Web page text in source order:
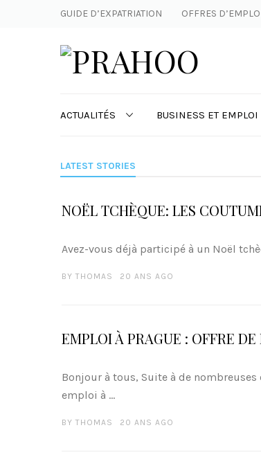
GUIDE D’EXPATRIATION OFFRES
ACTUALITÉS BUSINESS ET EMPLOI
LATEST STORIES
NOËL TCHÈQUE: LES
Avez-vous déjà participé à un Noël
BYTHOMAS 20 ANS AGO
EMPLOI À PRAGUE : OFFRE DE
Bonjour à tous, Suite à de
emploi à ...
BYTHOMAS 20 ANS AGO